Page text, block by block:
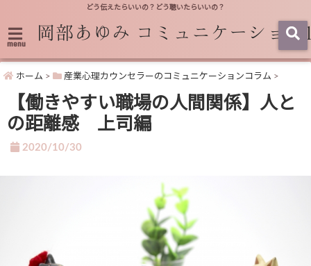
どう伝えたらいいの？どう聴いたらいいの？
menu
ホーム > 産業心理カウンセラーのコミュニケーションコラム >
【働きやすい職場の人間関係】人と
の距離感 上司編
2020/10/30